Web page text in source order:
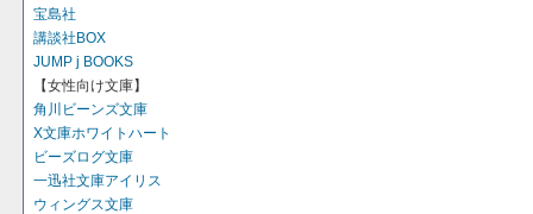
宝島社
講談社BOX
JUMP j BOOKS
【女性向け文庫】
角川ビーンズ文庫
X文庫ホワイトハート
ビーズログ文庫
一迅社文庫アイリス
ウィングス文庫